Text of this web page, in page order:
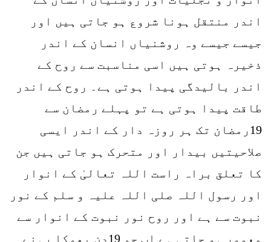
اندر منتقل ہونا شروع ہو جاتی ہیں اور
جیسے جیسے وہ روشنیاں انسان کے اندر
ذخیرہ ہوتی ہیں اسی مناسبت سے روح کے
اندر بالیدگی پیدا ہوتی ہے۔ روح کے اندر
طاقت پیدا ہوتی ہے تو پہلے رمضان سے
19رمضان تک ہر روزہ دار کے اندر ایسی
صلاحیتیں بیدار اور متحرک ہو جاتی ہیں جن
کا تعلق براہ راست اللہ تعالیٰ کے انوار
اور رسول اللہ صلی اللہ علیہ و سلم کے نور
نبوت سے ہے اور روح نور نبوت کے انوار سے
معمور ہو جاتی ہے اب جو 19دن بھوکا رہنے